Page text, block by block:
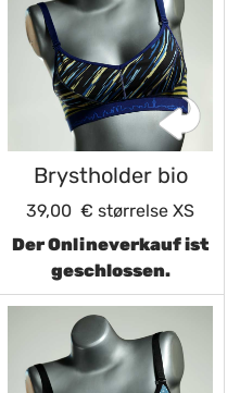
Brystholder bio
39,00 € størrelse XS
Der Onlineverkauf ist
geschlossen.